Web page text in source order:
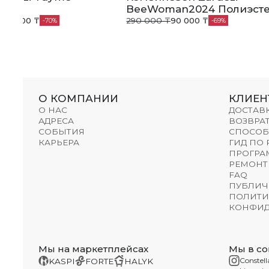
000 ₸ 70
BeeWoman2024
290 000 ₸90 000 ₸ 69
О КОМПАНИИ
О НАС
АДРЕСА
СОБЫТИЯ
КАРЬЕРА
ГИД ПО
FAQ
Мы на маркетплейсах
KASPI FORTE HALYK
Мы в